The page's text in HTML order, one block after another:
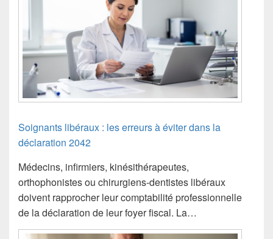
Soignants libéraux : les erreurs à éviter dans la
déclaration 2042
Médecins, infirmiers, kinésithérapeutes,
orthophonistes ou chirurgiens-dentistes libéraux
doivent rapprocher leur comptabilité professionnelle
de la déclaration de leur foyer fiscal. La…